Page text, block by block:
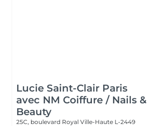
Lucie Saint-Clair Paris
avec NM Coiffure / Nails &
Beauty
25C, boulevard Royal Ville-Haute L-2449